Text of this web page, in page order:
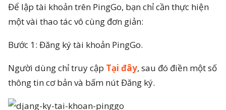
Để lập tài khoản trên PingGo, bạn chỉ cần thực hiện
một vài thao tác vô cùng đơn giản:
Bước 1: Đăng ký tài khoản PingGo.
Người dùng chỉ truy cập Tại đây, sau đó điền một số
thông tin cơ bản và bấm nút Đăng ký.